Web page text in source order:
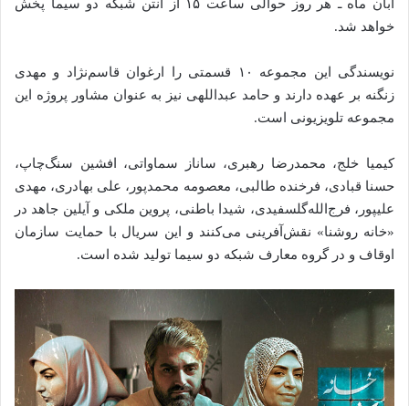
آبان ماه ـ هر روز حوالی ساعت ۱۵ از آنتن شبکه دو سیما پخش
خواهد شد.
نویسندگی این مجموعه ۱۰ قسمتی را ارغوان قاسم‌نژاد و مهدی
زنگنه بر عهده دارند و حامد عبداللهی نیز به عنوان مشاور پروژه این
مجموعه تلویزیونی است.
کیمیا خلج، محمدرضا رهبری، ساناز سماواتی، افشین سنگ‌چاپ،
حسنا قبادی، فرخنده طالبی، معصومه محمدپور، علی بهادری، مهدی
علیپور، فرج‌الله‌گلسفیدی، شیدا باطنی، پروین ملکی و آیلین جاهد در
«خانه روشنا» نقش‌آفرینی می‌کنند و این سریال با حمایت سازمان
اوقاف و در گروه معارف شبکه دو سیما تولید شده است.